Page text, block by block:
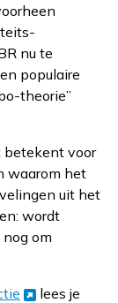
nu te
populaire
theorie”
betekent voor
waarom het
uit het
wordt
om
lees je